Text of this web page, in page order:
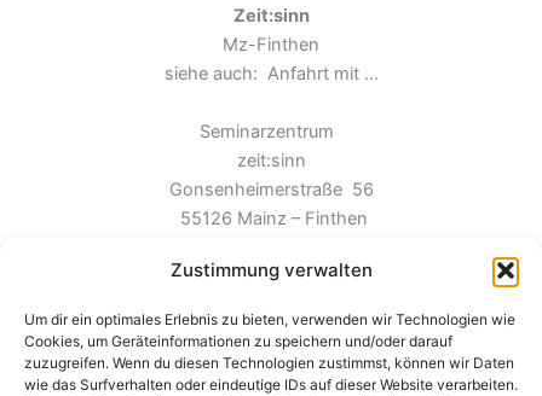
Zustimmung verwalten
Um dir ein optimales Erlebnis zu bieten, verwenden wir Technologien wie
Cookies, um Geräteinformationen zu speichern und/oder darauf
zuzugreifen. Wenn du diesen Technologien zustimmst, können wir Daten
wie das Surfverhalten oder eindeutige IDs auf dieser Website verarbeiten.
Zeit:sinn
Mz-Finthen
siehe auch: Anfahrt mit …
Seminarzentrum
zeit:sinn
Gonsenheimerstraße 56
55126 Mainz – Finthen